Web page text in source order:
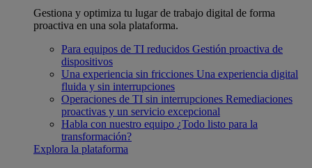
Gestiona y optimiza tu lugar de trabajo digital de forma
proactiva en una sola plataforma.
Para equipos de TI reducidos Gestión proactiva de
dispositivos
Una experiencia sin fricciones Una experiencia digital
fluida y sin interrupciones
Operaciones de TI sin interrupciones Remediaciones
proactivas y un servicio excepcional
Habla con nuestro equipo ¿Todo listo para la
transformación?
Explora la plataforma